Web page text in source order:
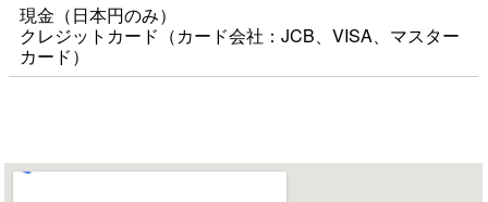
現金（日本円のみ）
クレジットカード（カード会社：JCB、VISA、マスター
カード）